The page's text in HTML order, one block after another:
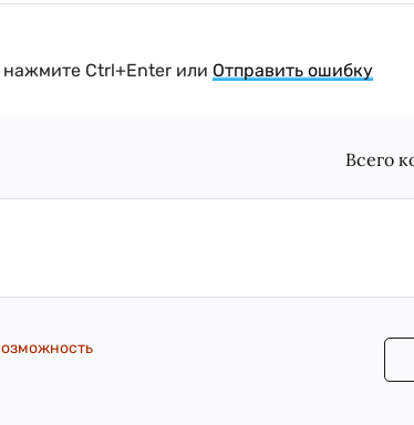
Ctrl+Enter или Отправить ошибку
Всего